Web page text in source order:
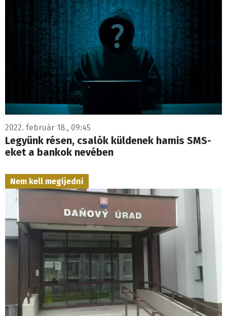
2022. február 18., 09:45
Legyünk résen, csalók küldenek hamis SMS-
eket a bankok nevében
Nem kell megijedni